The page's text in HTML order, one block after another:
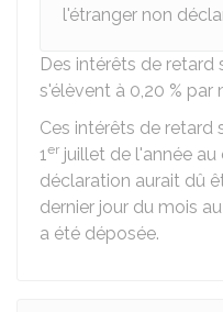
l'étranger non
Des intérêts de retard
s'élèvent à 0,20 % par
Ces intérêts de
1er juillet de l'année
déclaration aurait dû
dernier jour du mois
a été déposée.